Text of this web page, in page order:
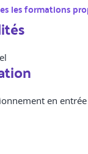
les formations
en